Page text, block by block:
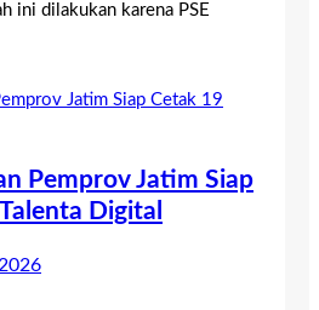
ini dilakukan karena PSE
Pemprov Jatim Siap
Digital